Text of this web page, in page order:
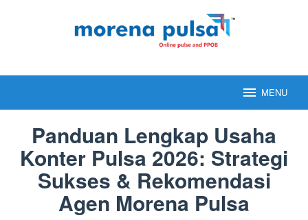
MENU
Panduan Lengkap Usaha
Konter Pulsa 2026: Strategi
Sukses & Rekomendasi
Agen Morena Pulsa